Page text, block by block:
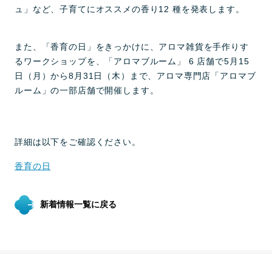
ュ」など、子育てにオススメの香り12 種を発表します。
また、「香育の日」をきっかけに、アロマ雑貨を手作りす
るワークショップを、「アロマブルーム」 6 店舗で5月15
日（月）から8月31日（木）まで、アロマ専門店「アロマブ
ルーム」の一部店舗で開催します。
詳細は以下をご確認ください。
香育の日
新着情報一覧に戻る